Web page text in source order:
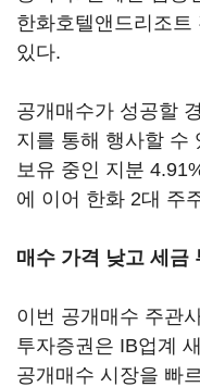
한화호텔앤드리조트
있다.
공개매수가 성공할
지를 통해 행사할 수
보유 중인 지분
에 이어 한화 2대 주
매수 가격 낮고 세
이번 공개매수 주관
투자증권은 IB업계
공개매수 시장을 빠